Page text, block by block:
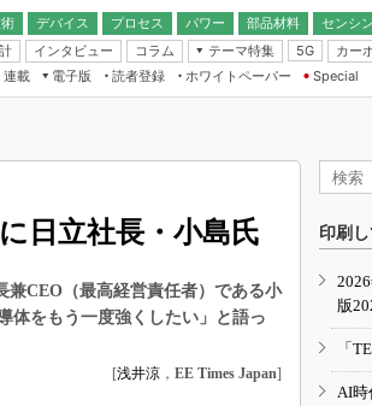
デバイス
プロセス パワー 部品材料 センシ
無線
インタビュー コラム
テーマ特集
ルAI
（EE Times Research）
トロニクス入門（EDN
5G カー
IoT・エッジコンピ
EXPO
TECHNO-
人とくるま展
連載
電子版
読者登録 ホワイトペーパー
Special
日立社長・小島氏
兼CEO（最高経営責任者）である小
体をもう一度強くしたい」と語っ
[浅井涼 ， EE Times Japan]
印刷
版
「
AI